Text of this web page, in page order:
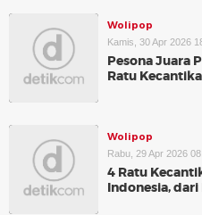
Wolipop
Kamis, 30 Apr 2026
Pesona Juara
Ratu
Wolipop
Rabu, 29 Apr 2026
4 Ratu
Indonesia,